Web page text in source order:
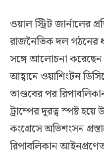
ওয়াল স্ট্রিট জার্নালের
রাজনৈতিক দল গঠনের
সঙ্গে আলোচনা
আহ্বানে ওয়াশিংটন
তাণ্ডবের পর
ট্রাম্পের দূরত্ব স্পষ্ট হয়ে
কংগ্রেসে অভিশংসন
রিপাবলিকান